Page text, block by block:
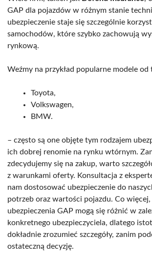
GAP dla pojazdów w różnym stanie
ubezpieczenie staje się szczególnie
samochodów, które szybko zachowują
rynkową.
Weźmy na przykład popularne modele od
Toyota,
Volkswagen,
BMW.
– często są one objęte tym rodzajem
ich dobrej renomie na rynku wtórnym.
zdecydujemy się na zakup, warto
z warunkami oferty. Konsultacja z
nam dostosować ubezpieczenie do
potrzeb oraz wartości pojazdu. Co
ubezpieczenia GAP mogą się różnić w
konkretnego ubezpieczyciela, dlatego
dokładnie zrozumieć szczegóły, zanim
ostateczną decyzję.